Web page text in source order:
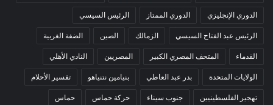
الدوري الإنجليزي الدوري الممتاز الرئيس السيسي
الرئيس عبد الفتاح السيسي الزمالك الصين الضفة الغربية
القدماء المتحف المصري الكبير المصريين النادي الأهلي
الولايات المتحدة بدر عبد العاطي بنيامين نتنياهو تفسير الأحلام
تهجير الفلسطينيين جنوب سيناء حركة حماس حماس